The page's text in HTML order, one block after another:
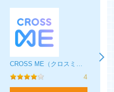
や恋人が欲しい
ーナーを
/60代以降）
スメ
4